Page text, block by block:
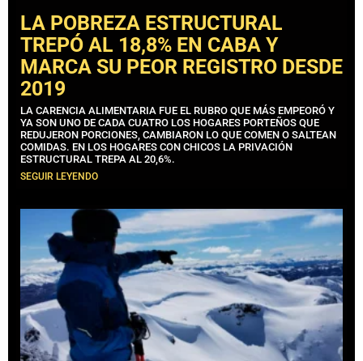
LA POBREZA ESTRUCTURAL
TREPÓ AL 18,8% EN CABA Y
MARCA SU PEOR REGISTRO DESDE
2019
LA CARENCIA ALIMENTARIA FUE EL RUBRO QUE MÁS EMPEORÓ Y
YA SON UNO DE CADA CUATRO LOS HOGARES PORTEÑOS QUE
REDUJERON PORCIONES, CAMBIARON LO QUE COMEN O SALTEAN
COMIDAS. EN LOS HOGARES CON CHICOS LA PRIVACIÓN
ESTRUCTURAL TREPA AL 20,6%.
SEGUIR LEYENDO